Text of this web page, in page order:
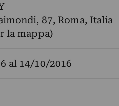
87, Roma, Italia
la mappa)
al 14/10/2016